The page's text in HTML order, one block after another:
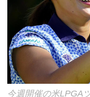
今週開催の米LPGA